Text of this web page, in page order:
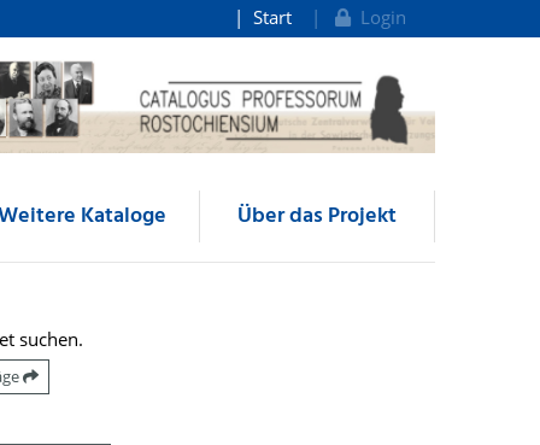
Start Login
Kataloge Über das Projekt
suchen.